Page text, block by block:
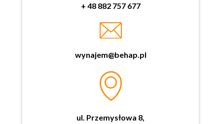
+ 48 882 757 677
wynajem@behap.pl
ul. Przemysłowa 8,